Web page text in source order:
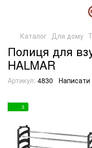
Каталог Для дому
Полиця для
HALMAR
Артикул: 4830 Написати
3